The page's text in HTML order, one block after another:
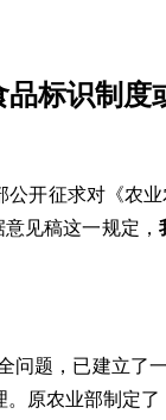
标识制度
公开征求对《农
意见稿这一规定，
问题，已建立了
原农业部制定